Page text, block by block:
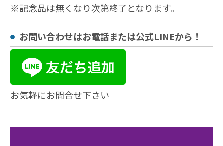
※記念品は無くなり次第終了となります。
お問い合わせはお電話または公式LINEから！
お気軽にお問合せ下さい